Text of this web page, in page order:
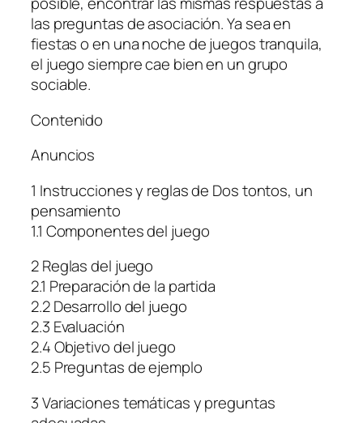
las preguntas de asociación. Ya sea en
fiestas o en una noche de juegos tranquila,
el juego siempre cae bien en un grupo
sociable.
Contenido
Anuncios
1 Instrucciones y reglas de Dos tontos, un
pensamiento
1.1 Componentes del juego
2 Reglas del juego
2.1 Preparación de la partida
2.2 Desarrollo del juego
2.3 Evaluación
2.4 Objetivo del juego
2.5 Preguntas de ejemplo
3 Variaciones temáticas y preguntas